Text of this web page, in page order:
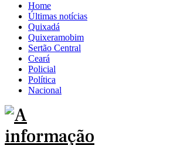
Home
Últimas notícias
Quixadá
Quixeramobim
Sertão Central
Ceará
Policial
Política
Nacional